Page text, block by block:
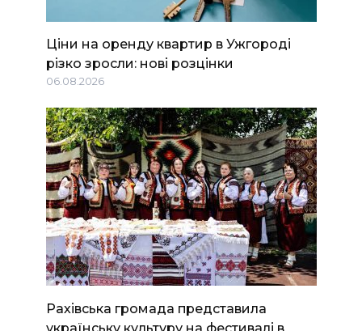
Ціни на оренду квартир в Ужгороді
різко зросли: нові розцінки
06.08.2026
Рахівська громада представила
українську культуру на фестивалі в